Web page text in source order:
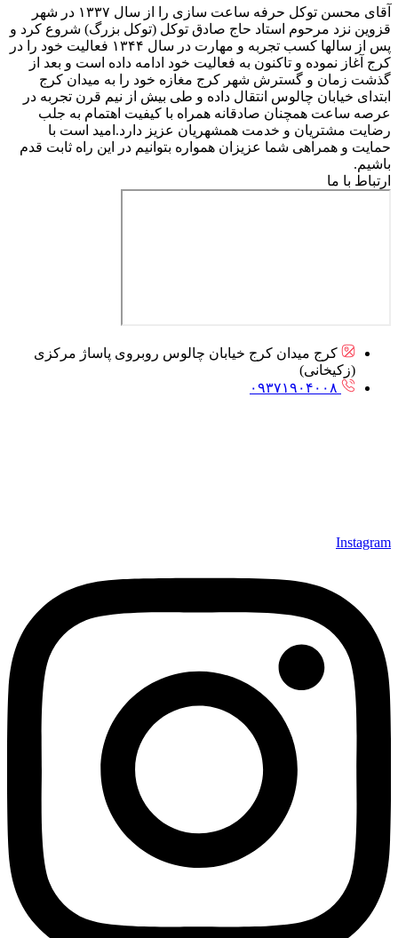
آقای محسن توکل حرفه ساعت سازی را از سال ۱۳۳۷ در شهر
قزوین نزد مرحوم استاد حاج صادق توکل (توکل بزرگ) شروع کرد و
پس از سالها کسب تجربه و مهارت در سال ۱۳۴۴ فعالیت خود را در
کرج آغاز نموده و تاکنون به فعالیت خود ادامه داده است و بعد از
گذشت زمان و گسترش شهر کرج مغازه خود را به میدان کرج
ابتدای خیابان چالوس انتقال داده و طی بیش از نیم قرن تجربه در
عرصه ساعت همچنان صادقانه همراه با کیفیت اهتمام به جلب
رضایت مشتریان و خدمت همشهریان عزیز دارد.امید است با
حمایت و همراهی شما عزیزان همواره بتوانیم در این راه ثابت قدم
باشیم.
ارتباط با ما
کرج میدان کرج خیابان چالوس روبروی پاساژ مرکزی
(زکیخانی)
۰۹۳۷۱۹۰۴۰۰۸
Instagram